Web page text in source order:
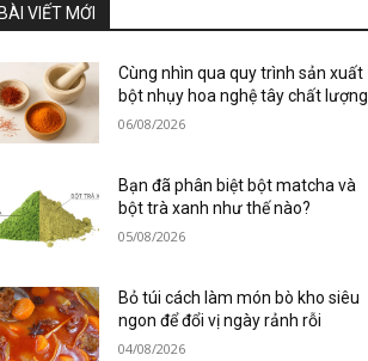
VIẾT MỚI
Cùng nhìn qua quy trình sản xuất
bột nhụy hoa nghệ tây chất lượng
06/08/2026
Bạn đã phân biệt bột matcha và
bột trà xanh như thế nào?
05/08/2026
Bỏ túi cách làm món bò kho siêu
ngon để đổi vị ngày rảnh rỗi
04/08/2026